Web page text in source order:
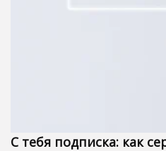
С тебя подписка: как